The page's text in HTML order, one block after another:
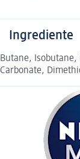
Ingrediente
Butane,
Carbonate,